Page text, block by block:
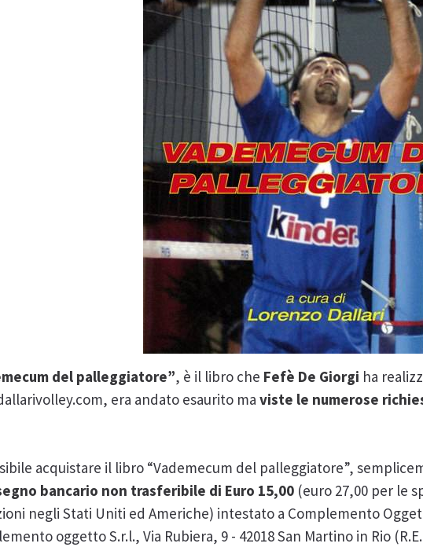
del palleggiatore”, è il libro che Fefè De Giorgi ha
era andato esaurito maviste le numerose
acquistare il libro “Vademecum del palleggiatore”,
bancario non trasferibile di Euro 15,00 (euro 27,00 per le
negli Stati Uniti ed Americhe) intestato a Complemento
oggetto S.r.l., Via Rubiera, 9 - 42018 San Martino in Rio